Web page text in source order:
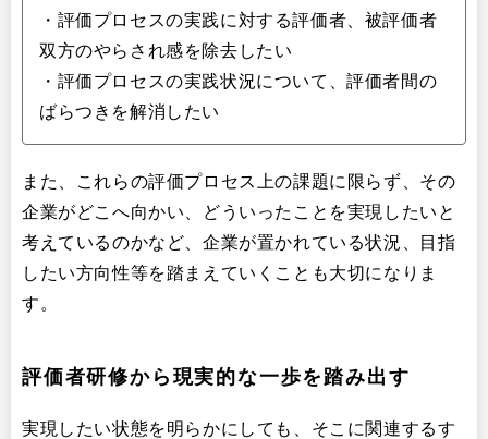
・評価プロセスの実践に対する評価者、被評価者
双方のやらされ感を除去したい
・評価プロセスの実践状況について、評価者間の
ばらつきを解消したい
また、これらの評価プロセス上の課題に限らず、その
企業がどこへ向かい、どういったことを実現したいと
考えているのかなど、企業が置かれている状況、目指
したい方向性等を踏まえていくことも大切になりま
す。
評価者研修から現実的な一歩を踏み出す
実現したい状態を明らかにしても、そこに関連するす